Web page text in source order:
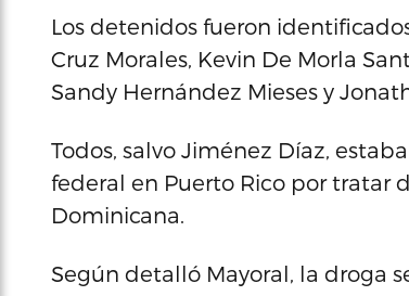
Los detenidos fueron
Cruz Morales, Kevin De Morla
Sandy Hernández Mieses y
Todos, salvo Jiménez Díaz,
federal en Puerto Rico por tratar
Dominicana.
Según detalló Mayoral, la droga